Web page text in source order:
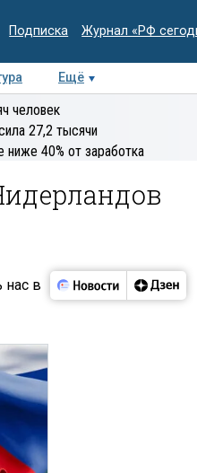
Подписка Журнал «РФ
Ещё
Колумнисты
человек
27,2 тысячи
ниже 40% от заработка
нас в